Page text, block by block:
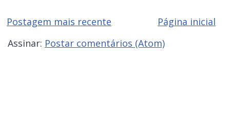
Postagem mais recente
Página inicial
Assinar: Postar comentários (Atom)